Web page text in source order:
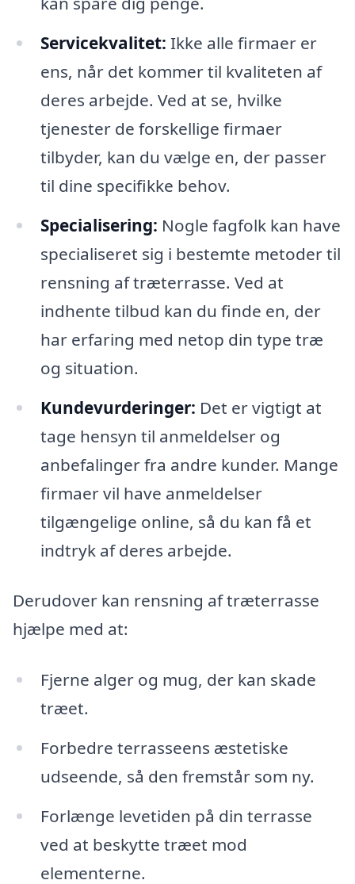
Servicekvalitet: Ikke alle firmaer er
ens, når det kommer til kvaliteten af
deres arbejde. Ved at se, hvilke
tjenester de forskellige firmaer
tilbyder, kan du vælge en, der passer
til dine specifikke behov.
Specialisering: Nogle fagfolk kan have
specialiseret sig i bestemte metoder til
rensning af træterrasse. Ved at
indhente tilbud kan du finde en, der
har erfaring med netop din type træ
og situation.
Kundevurderinger: Det er vigtigt at
tage hensyn til anmeldelser og
anbefalinger fra andre kunder. Mange
firmaer vil have anmeldelser
tilgængelige online, så du kan få et
indtryk af deres arbejde.
Derudover kan rensning af træterrasse
hjælpe med at:
Fjerne alger og mug, der kan skade
træet.
Forbedre terrasseens æstetiske
udseende, så den fremstår som ny.
Forlænge levetiden på din terrasse
ved at beskytte træet mod
elementerne.